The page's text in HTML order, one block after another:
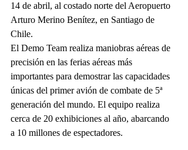
14 de abril, al costado norte del Aeropuerto
Arturo Merino Benítez, en Santiago de
Chile.
El Demo Team realiza maniobras aéreas de
precisión en las ferias aéreas más
importantes para demostrar las capacidades
únicas del primer avión de combate de 5ª
generación del mundo. El equipo realiza
cerca de 20 exhibiciones al año, abarcando
a 10 millones de espectadores.